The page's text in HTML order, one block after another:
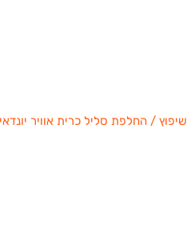
שיפוץ / החלפת סליל כרית אוויר יונדאי